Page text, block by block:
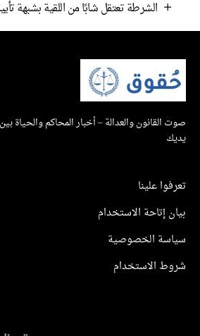
الشرطة تعتقل شابًا من اللقية بشبهة
صوت القانون والعدالة – أخبار المحاكم والحياة بين
يديك
تعرفوا علينا
بيان إتاحة الاستخدام
سياسة الخصوصية
شروط الاستخدام